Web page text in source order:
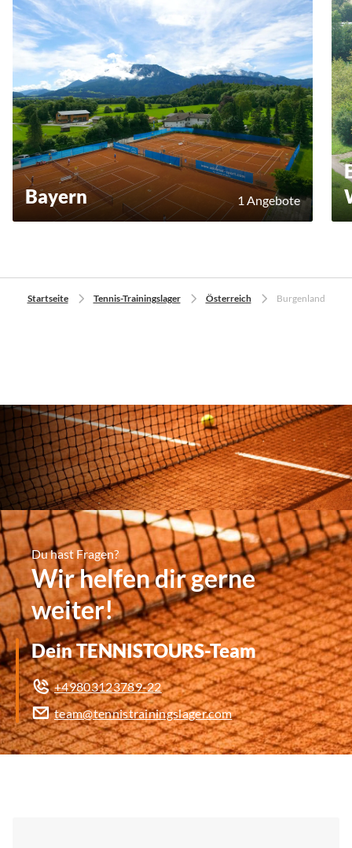
Bayern 1 Angebote
Startseite Tennis-Trainingslager Österreich Burgenland
Du hast Fragen?
Wir helfen dir gerne
weiter!
Dein TENNISTOURS-Team
+49803123789-22
team@tennistrainingslager.com